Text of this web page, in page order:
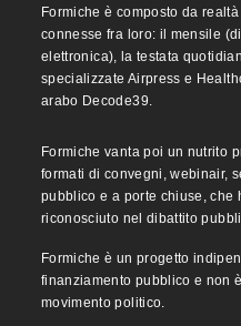
Formiche è composto da
connesse fra loro: il mensile
elettronica), la testata
specializzate Airpress e
arabo Decode39.
Formiche vanta poi un nutrito
formati di convegni, webinair,
pubblico e a porte chiuse, che
riconosciuto nel dibattito
Formiche è un progetto
finanziamento pubblico e non
movimento politico.